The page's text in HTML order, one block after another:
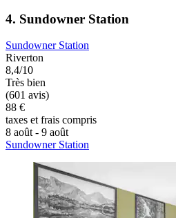
4. Sundowner Station
Sundowner Station
Riverton
8,4/10
Très bien
(601 avis)
88 €
taxes et frais compris
8 août - 9 août
Sundowner Station